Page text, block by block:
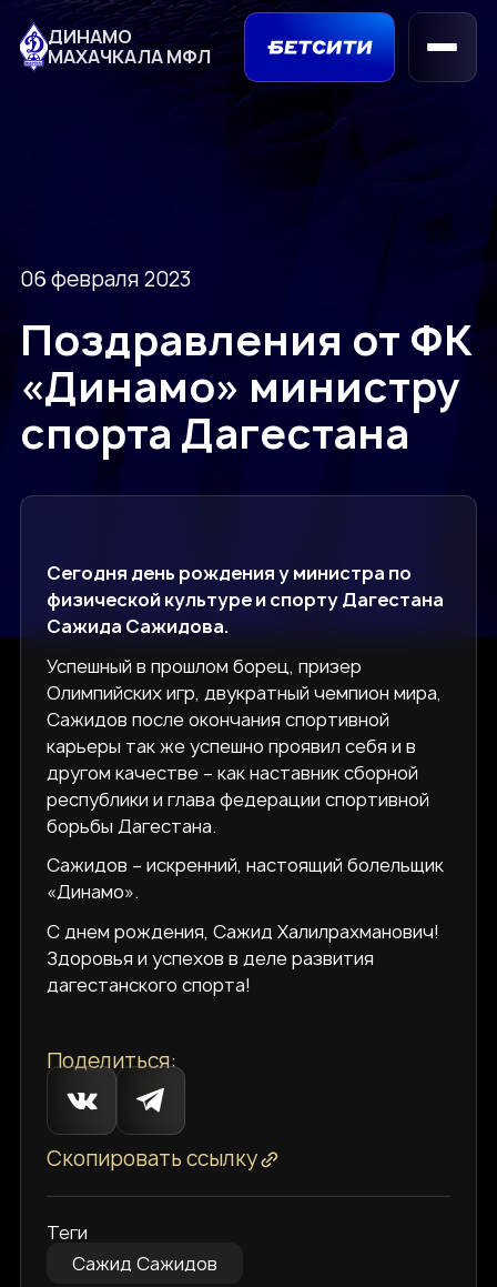
ДИНАМО
МАХАЧКАЛА МФЛ
06 февраля 2023
Поздравления от ФК
«Динамо» министру
спорта Дагестана
Сегодня день рождения у министра по
физической культуре и спорту Дагестана
Сажида Сажидова.
Успешный в прошлом борец, призер
Олимпийских игр, двукратный чемпион мира,
Сажидов после окончания спортивной
карьеры так же успешно проявил себя и в
другом качестве ­­­­­­– как наставник сборной
республики и глава федерации спортивной
борьбы Дагестана.
Сажидов – искренний, настоящий болельщик
«Динамо».
С днем рождения, Сажид Халилрахманович!
Здоровья и успехов в деле развития
дагестанского спорта!
Поделиться:
Скопировать ссылку
Теги
Сажид Сажидов